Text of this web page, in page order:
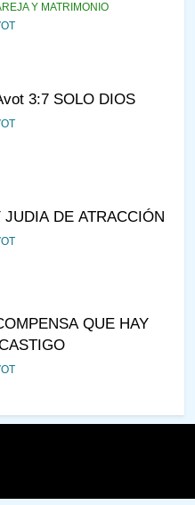
Y MATRIMONIO
3:7 SOLO DIOS
JUDIA DE ATRACCIÓN
QUE HAY
VIENES?